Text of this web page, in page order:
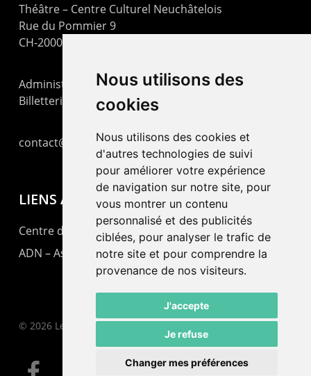
Nous utilisons des
cookies
Nous utilisons des cookies et
d'autres technologies de suivi
pour améliorer votre expérience
de navigation sur notre site, pour
vous montrer un contenu
personnalisé et des publicités
ciblées, pour analyser le trafic de
notre site et pour comprendre la
provenance de nos visiteurs.
J'accepte
Je refuse
Changer mes préférences
Théâtre – Centre Culturel Neuchâtelois
Rue du Pommier 9
CH-2000 Neuchâtel
Administration : +41 32 725 03 03
Billetterie : +41 32 725 05 05
contact@lepommier.ch
LIENS AMIS
Centre de culture ABC
ADN – Association Danse Neuchâtel
© 2026 Le Pommier.
facebook email